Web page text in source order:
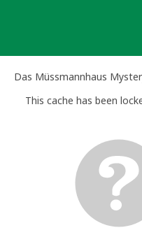
Das Müssmannhaus
This cache has been